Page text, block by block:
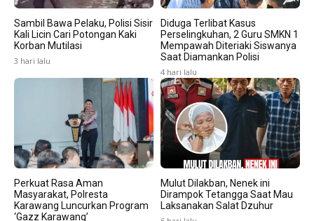
Sambil Bawa Pelaku, Polisi Sisir
Kali Licin Cari Potongan Kaki
Korban Mutilasi
3 hari lalu
Diduga Terlibat Kasus
Perselingkuhan, 2 Guru SMKN 1
Mempawah Diteriaki Siswanya
Saat Diamankan Polisi
4 hari lalu
Perkuat Rasa Aman
Masyarakat, Polresta
Karawang Luncurkan Program
‘Gazz Karawang’
Mulut Dilakban, Nenek ini
Dirampok Tetangga Saat Mau
Laksanakan Salat Dzuhur